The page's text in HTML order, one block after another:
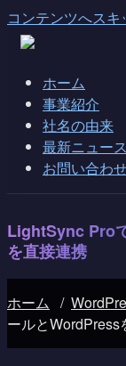
コンテンツへスキ
ホーム
事業紹介
社名の由来
最新ニュース
お問い合わ
LightSync Pro
を直接連携
ホーム /
ールとWordPress